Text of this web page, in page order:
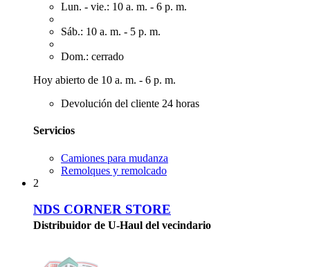
Lun. - vie.: 10 a. m. - 6 p. m.
Sáb.: 10 a. m. - 5 p. m.
Dom.: cerrado
Hoy abierto de 10 a. m. - 6 p. m.
Devolución del cliente 24 horas
Servicios
Camiones para mudanza
Remolques y remolcado
2
NDS CORNER STORE
Distribuidor de U-Haul del vecindario